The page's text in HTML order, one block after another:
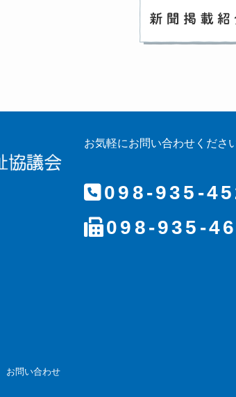
お気軽にお問い合わせくださ
098-935-
098-935-
お問い合わせ